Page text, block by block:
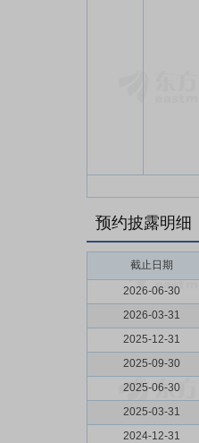
预约披露明细
截止日期
2026-06-30
2026-03-31
2025-12-31
2025-09-30
2025-06-30
2025-03-31
2024-12-31